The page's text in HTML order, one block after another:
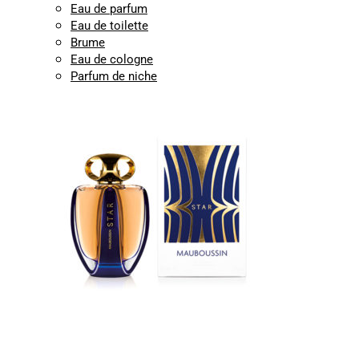
Eau de parfum
Eau de toilette
Brume
Eau de cologne
Parfum de niche